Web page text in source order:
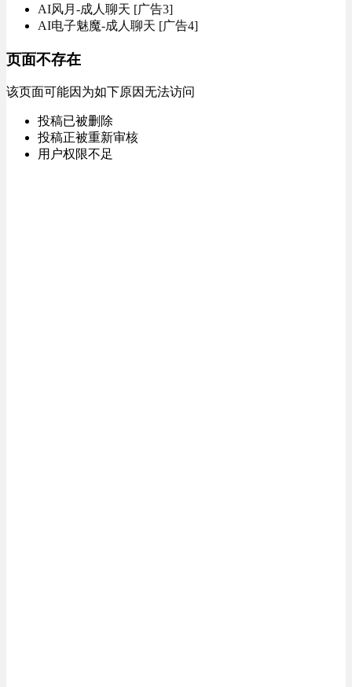
AI风月-成人聊天 [广告3]
AI电子魅魔-成人聊天 [广告4]
页面不存在
该页面可能因为如下原因无法访问
投稿已被删除
投稿正被重新审核
用户权限不足